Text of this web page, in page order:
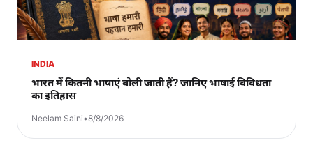
INDIA
भारत में कितनी भाषाएं बोली जाती हैं? जानिए भाषाई विविधता
का इतिहास
Neelam Saini•8/8/2026